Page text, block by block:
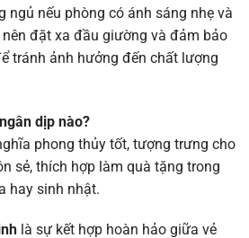
ngủ nếu phòng có ánh sáng nhẹ và
đặt xa đầu giường và đảm bảo
tránh ảnh hưởng đến chất lượng
dịp nào?
phong thủy tốt, tượng trưng cho
sẻ, thích hợp làm quà tặng trong
hay sinh nhật.
là sự kết hợp hoàn hảo giữa vẻ